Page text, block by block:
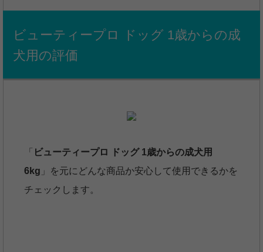
ビューティープロ ドッグ 1歳からの成
犬用の評価
「 ビューティープロ ドッグ 1歳からの成犬用
6kg 」を元にどんな商品か安心して使用できるかを
チェックします。